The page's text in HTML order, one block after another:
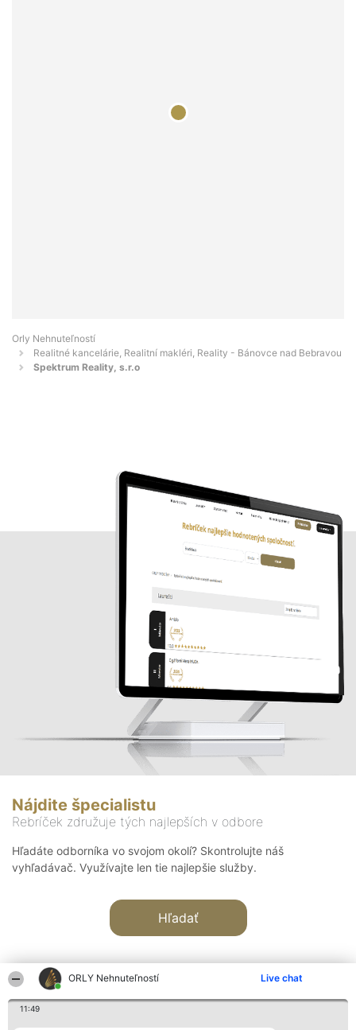
ORLY Nehnuteľností Live chat
11:49
Orly Nehnuteľností
Realitné kancelárie, Realitní makléri, Reality - Bánovce nad Bebravou
Spektrum Reality, s.r.o
Nájdite špecialistu
Rebríček združuje tých najlepších v odbore
Hľadáte odborníka vo svojom okolí? Skontrolujte náš
vyhľadávač. Využívajte len tie najlepšie služby.
Hľadať